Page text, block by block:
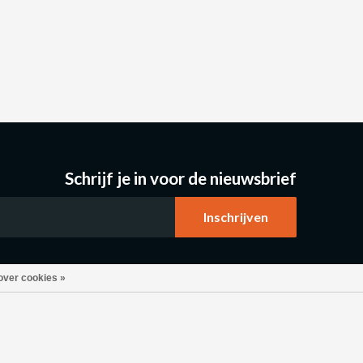
cookies »
Schrijf je in voor de nieuwsbrief